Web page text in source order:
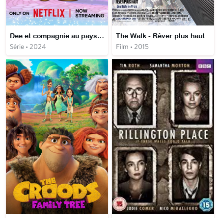
Dee et compagnie au pays d'Oz
Série • 2024
The Walk - Rêver plus haut
Film • 2015